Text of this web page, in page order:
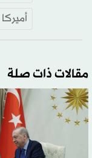
أميركا
مقالات ذات صلة